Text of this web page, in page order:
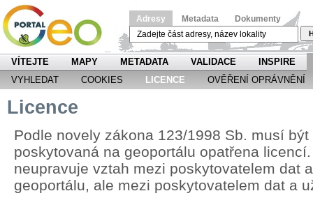
Adresy Metadata Dokumenty
VÍTEJTE MAPY METADATA VALIDACE
INSPIRE
VYHLEDAT
COOKIES LICENCE OVĚŘENÍ OPRÁVNĚNÍ
Licence
Podle novely zákona 123/1998 Sb. musí
poskytovaná na geoportálu opatřena
neupravuje vztah mezi poskytovatelem dat
geoportálu, ale mezi poskytovatelem dat a